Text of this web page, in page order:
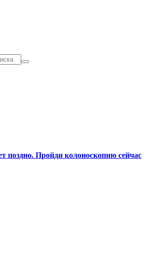
поздно. Пройди колоноскопию сейчас